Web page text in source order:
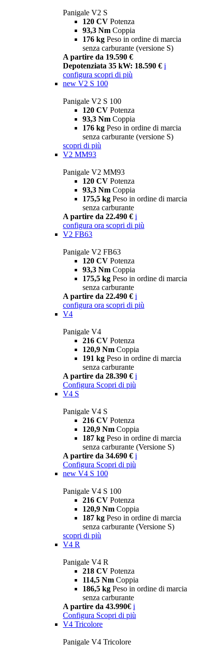
Panigale V2 S
120 CV Potenza
93,3 Nm Coppia
176 kg Peso in ordine di marcia
senza carburante (versione S)
A partire da 19.590 €
Depotenziata 35 kW: 18.590 € i
configura scopri di più
new V2 S 100
Panigale V2 S 100
120 CV Potenza
93,3 Nm Coppia
176 kg Peso in ordine di marcia
senza carburante (versione S)
scopri di più
V2 MM93
Panigale V2 MM93
120 CV Potenza
93,3 Nm Coppia
175,5 kg Peso in ordine di marcia
senza carburante
A partire da 22.490 € i
configura ora scopri di più
V2 FB63
Panigale V2 FB63
120 CV Potenza
93,3 Nm Coppia
175,5 kg Peso in ordine di marcia
senza carburante
A partire da 22.490 € i
configura ora scopri di più
V4
Panigale V4
216 CV Potenza
120,9 Nm Coppia
191 kg Peso in ordine di marcia
senza carburante
A partire da 28.390 € i
Configura Scopri di più
V4 S
Panigale V4 S
216 CV Potenza
120,9 Nm Coppia
187 kg Peso in ordine di marcia
senza carburante (Versione S)
A partire da 34.690 € i
Configura Scopri di più
new V4 S 100
Panigale V4 S 100
216 CV Potenza
120,9 Nm Coppia
187 kg Peso in ordine di marcia
senza carburante (Versione S)
scopri di più
V4 R
Panigale V4 R
218 CV Potenza
114,5 Nm Coppia
186,5 kg Peso in ordine di marcia
senza carburante
A partire da 43.990€ i
Configura Scopri di più
V4 Tricolore
Panigale V4 Tricolore